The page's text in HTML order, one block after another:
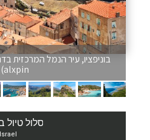
בוניפציו, עיר הנמל המרכזית
alxpin)